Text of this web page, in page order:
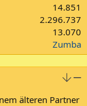
14.851
2.296.737
13.070
Zumba
älteren Partner